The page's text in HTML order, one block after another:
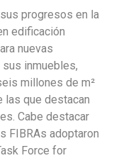
progresos en la
edificación
nuevas
inmuebles,
millones de m²
las que destacan
Cabe destacar
FIBRAs adoptaron
Force for